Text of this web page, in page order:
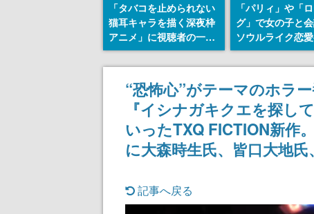
「タバコを止められない
猫耳キャラを描く深夜枠
アニメ」に視聴者の一部
から批判意見。違法薬物
の使用と思しき描写も含
めて、BPOが議論を交わ
「パリィ」や「
グ」で女の子と
ソウルライク恋
『小早川さんは
イク』無料公開
失敗すると「YOU
DIED」
“恐怖心”がテーマのホラ
『イシナガキクエを探し
いったTXQ FICTION新作
に大森時生氏、皆口大地
記事へ戻る